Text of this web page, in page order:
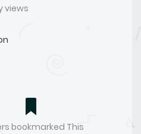
views
bookmarked This